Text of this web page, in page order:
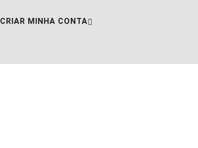
CRIAR MINHA CONTA